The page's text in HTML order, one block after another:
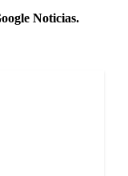
Noticias.